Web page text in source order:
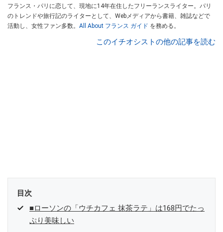
フランス・パリに恋して、現地に14年在住したフリーランスライター。パリ
のトレンドや旅行記のライターとして、Webメディアから書籍、雑誌などで
活動し、女性ファン多数。 All About フランス ガイド を務める。
このイチオシストの他の記事を読む
目次
■ローソンの「ウチカフェ 抹茶ラテ」は168円でたっ
ぷり美味しい